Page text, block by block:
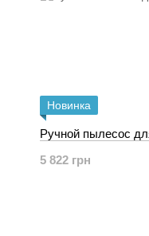
Новинка
Ручной пылесос
5 822 грн